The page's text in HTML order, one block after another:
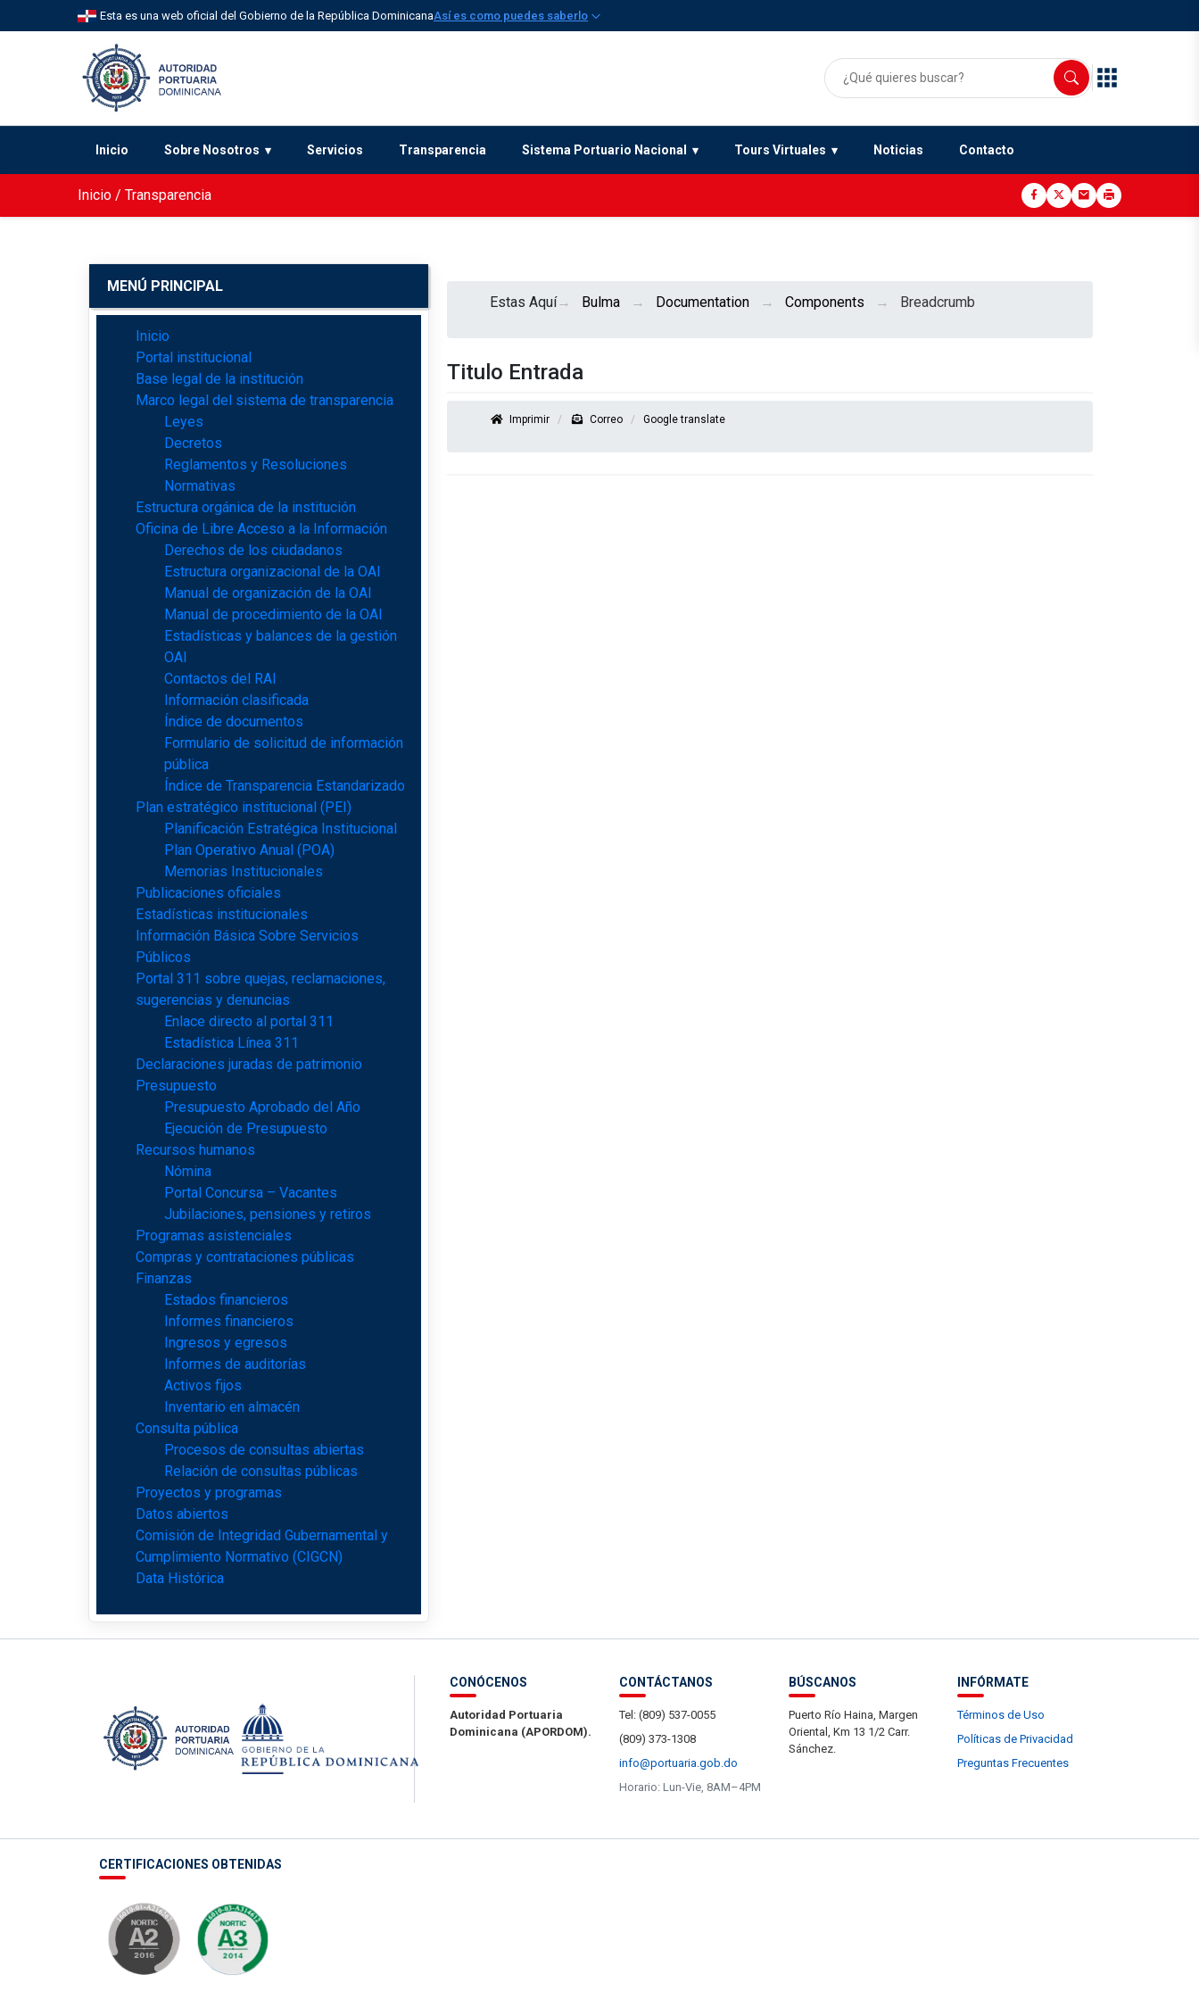
Esta es una web oficial del Gobierno de la República DominicanaAsí es como puedes saberlo
Inicio Sobre Nosotros Servicios Transparencia Sistema Portuario Nacional Tours Virtuales Noticias Contacto
Inicio / Transparencia
MENÚ PRINCIPAL
Inicio
Portal institucional
Base legal de la institución
Marco legal del sistema de transparencia
Leyes
Decretos
Reglamentos y Resoluciones
Normativas
Estructura orgánica de la institución
Oficina de Libre Acceso a la Información
Derechos de los ciudadanos
Estructura organizacional de la OAI
Manual de organización de la OAI
Manual de procedimiento de la OAI
Estadísticas y balances de la gestión
OAI
Contactos del RAI
Información clasificada
Índice de documentos
Formulario de solicitud de información
pública
Índice de Transparencia Estandarizado
Plan estratégico institucional (PEI)
Planificación Estratégica Institucional
Plan Operativo Anual (POA)
Memorias Institucionales
Publicaciones oficiales
Estadísticas institucionales
Información Básica Sobre Servicios
Públicos
Portal 311 sobre quejas, reclamaciones,
sugerencias y denuncias
Enlace directo al portal 311
Estadística Línea 311
Declaraciones juradas de patrimonio
Presupuesto
Presupuesto Aprobado del Año
Ejecución de Presupuesto
Recursos humanos
Nómina
Portal Concursa – Vacantes
Jubilaciones, pensiones y retiros
Programas asistenciales
Compras y contrataciones públicas
Finanzas
Estados financieros
Informes financieros
Ingresos y egresos
Informes de auditorías
Activos fijos
Inventario en almacén
Consulta pública
Procesos de consultas abiertas
Relación de consultas públicas
Proyectos y programas
Datos abiertos
Comisión de Integridad Gubernamental y
Cumplimiento Normativo (CIGCN)
Data Histórica
Estas Aquí Bulma Documentation Components Breadcrumb
Titulo Entrada
Imprimir Correo Google translate
CONÓCENOS
Autoridad Portuaria
Dominicana (APORDOM).
CONTÁCTANOS
Tel: (809) 537-0055
(809) 373-1308
info@portuaria.gob.do
Horario: Lun-Vie, 8AM–4PM
BÚSCANOS
Puerto Río Haina, Margen
Oriental, Km 13 1/2 Carr.
Sánchez.
INFÓRMATE
Términos de Uso
Políticas de Privacidad
Preguntas Frecuentes
CERTIFICACIONES OBTENIDAS